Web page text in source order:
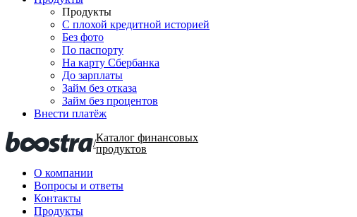
Продукты
C плохой кредитной историей
Без фото
По паспорту
На карту Сбербанка
До зарплаты
Займ без отказа
Займ без процентов
Внести платёж
/Каталог финансовых
продуктов
О компании
Вопросы и ответы
Контакты
Продукты